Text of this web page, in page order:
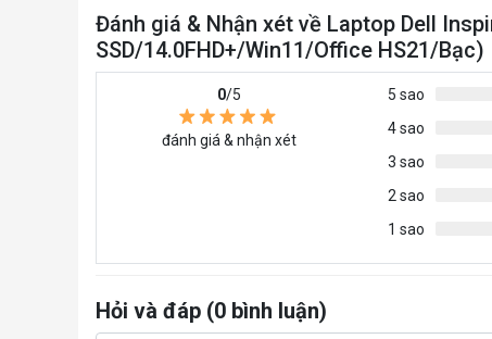
Đánh giá & Nhận xét về Laptop Dell
SSD/14.0FHD+/Win11/Office HS21/Bạc)
0/5
đánh giá & nhận xét
5 sao
4 sao
3 sao
2 sao
1 sao
Hỏi và đáp (0 bình luận)